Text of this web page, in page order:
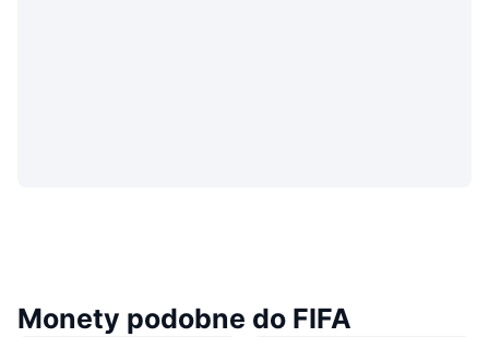
Monety podobne do FIFA